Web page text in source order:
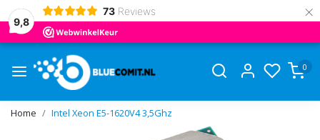
9,8
73 Reviews ×
0
Home Intel Xeon E5-1620V4 3,5Ghz